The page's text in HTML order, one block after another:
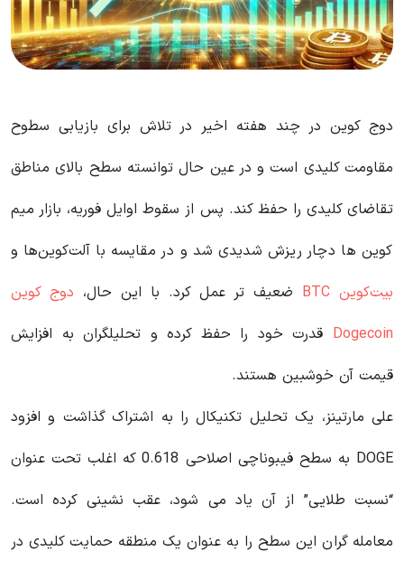
دوج کوین در چند هفته اخیر در تلاش برای بازیابی سطوح
مقاومت کلیدی است و در عین حال توانسته سطح بالای مناطق
تقاضای کلیدی را حفظ کند. پس از سقوط اوایل فوریه، بازار میم
کوین ها دچار ریزش شدیدی شد و در مقایسه با آلت‌کوین‌ها و
بیت‌کوین BTC
ضعیف تر عمل کرد. با این حال، دوج کوین
Dogecoin قدرت خود را حفظ کرده و تحلیلگران به افزایش
قیمت آن خوشبین هستند.
علی مارتینز، یک تحلیل تکنیکال را به اشتراک گذاشت و افزود
DOGE به سطح فیبوناچی اصلاحی 0.618 که اغلب تحت عنوان
“نسبت طلایی” از آن یاد می شود، عقب نشینی کرده است.
معامله گران این سطح را به عنوان یک منطقه حمایت کلیدی در